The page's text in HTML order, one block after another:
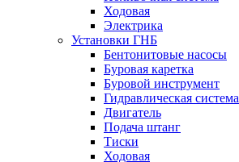
Ходовая
Электрика
Установки ГНБ
Бентонитовые насосы
Буровая каретка
Буровой инструмент
Гидравлическая система
Двигатель
Подача штанг
Тиски
Ходовая